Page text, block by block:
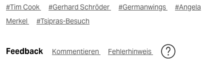
#Tim Cook #Gerhard Schröder #Germanwings
#Angela
Merkel
#Tsipras-Besuch
Feedback Kommentieren Fehlerhinweis